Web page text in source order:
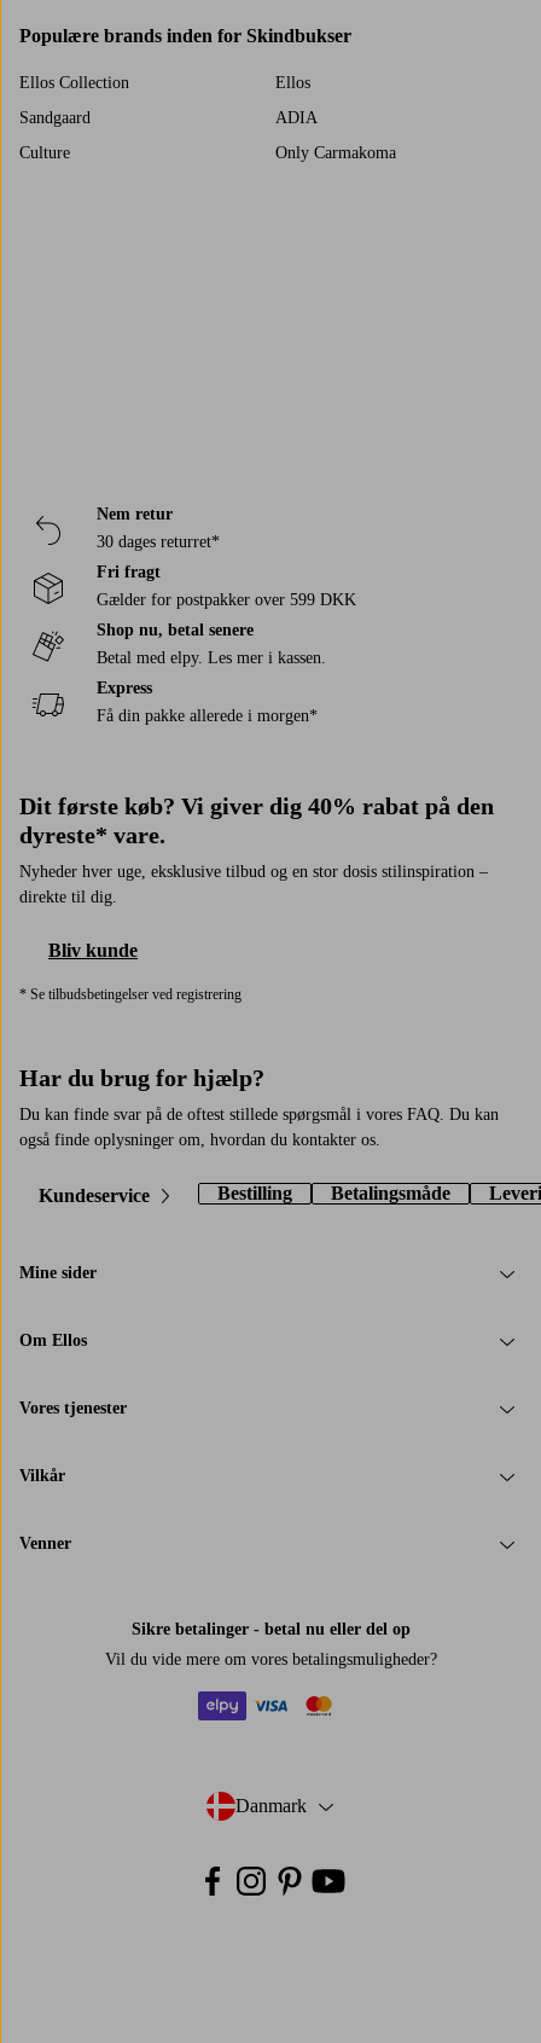
Populære brands inden for Skindbukser
Ellos Collection
Ellos
Sandgaard
ADIA
Culture
Only Carmakoma
Nem retur
30 dages returret*
Fri fragt
Gælder for postpakker over 599 DKK
Shop nu, betal senere
Betal med elpy. Les mer i kassen.
Express
Få din pakke allerede i morgen*
Dit første køb? Vi giver dig 40% rabat på den
dyreste* vare.
Nyheder hver uge, eksklusive tilbud og en stor dosis stilinspiration –
direkte til dig.
Bliv kunde
* Se tilbudsbetingelser ved registrering
Har du brug for hjælp?
Du kan finde svar på de oftest stillede spørgsmål i vores FAQ. Du kan
også finde oplysninger om, hvordan du kontakter os.
Kundeservice Bestilling Betalingsmåde
Mine sider
Om Ellos
Vores tjenester
Vilkår
Venner
Sikre betalinger - betal nu eller del op
Vil du vide mere om vores betalingsmuligheder?
Danmark
- Vælg land